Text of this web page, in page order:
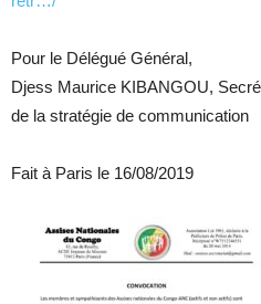
Pour le Délégué Général,
Djess Maurice KIBANGOU,
de la stratégie de communication
Fait à Paris le 16/08/2019